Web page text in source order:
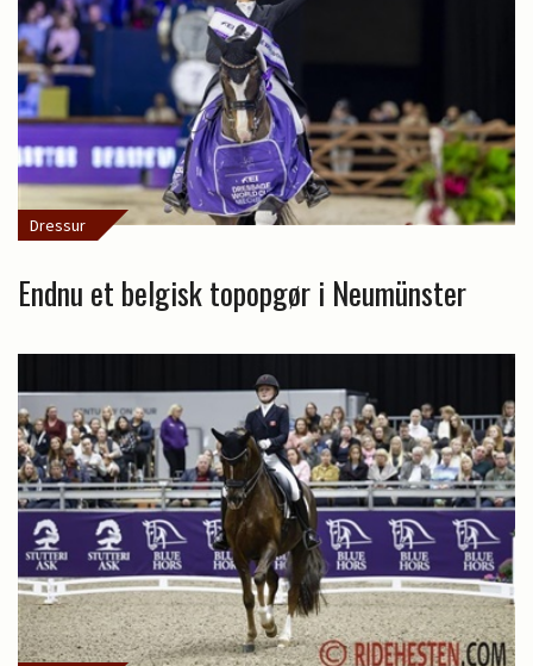
Dressur
Endnu et belgisk topopgør i Neumünster